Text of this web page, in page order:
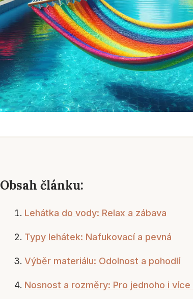
Obsah článku:
Lehátka do vody: Relax a zábava
Typy lehátek: Nafukovací a pevná
Výběr materiálu: Odolnost a pohodlí
Nosnost a rozměry: Pro jednoho i více